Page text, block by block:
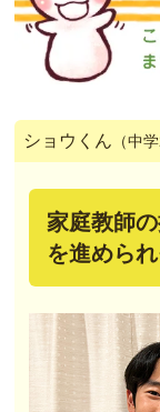
ショウくん （中
家庭教師
を進められ